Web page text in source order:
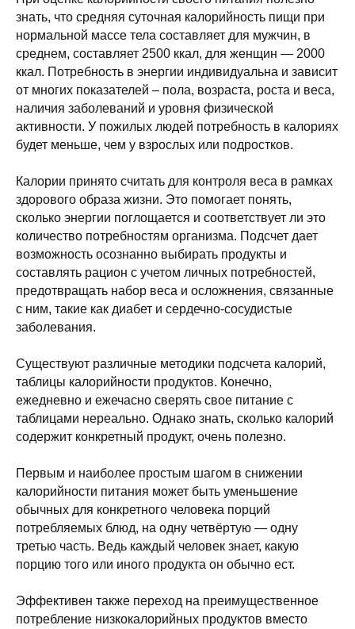
знать, что средняя суточная калорийность пищи при
нормальной массе тела составляет для мужчин, в
среднем, составляет 2500 ккал, для женщин — 2000
ккал. Потребность в энергии индивидуальна и зависит
от многих показателей – пола, возраста, роста и веса,
наличия заболеваний и уровня физической
активности. У пожилых людей потребность в калориях
будет меньше, чем у взрослых или подростков.
Калории принято считать для контроля веса в рамках
здорового образа жизни. Это помогает понять,
сколько энергии поглощается и соответствует ли это
количество потребностям организма. Подсчет дает
возможность осознанно выбирать продукты и
составлять рацион с учетом личных потребностей,
предотвращать набор веса и осложнения, связанные
с ним, такие как диабет и сердечно-сосудистые
заболевания.
Существуют различные методики подсчета калорий,
таблицы калорийности продуктов. Конечно,
ежедневно и ежечасно сверять свое питание с
таблицами нереально. Однако знать, сколько калорий
содержит конкретный продукт, очень полезно.
Первым и наиболее простым шагом в снижении
калорийности питания может быть уменьшение
обычных для конкретного человека порций
потребляемых блюд, на одну четвёртую — одну
третью часть. Ведь каждый человек знает, какую
порцию того или иного продукта он обычно ест.
Эффективен также переход на преимущественное
потребление низкокалорийных продуктов вместо